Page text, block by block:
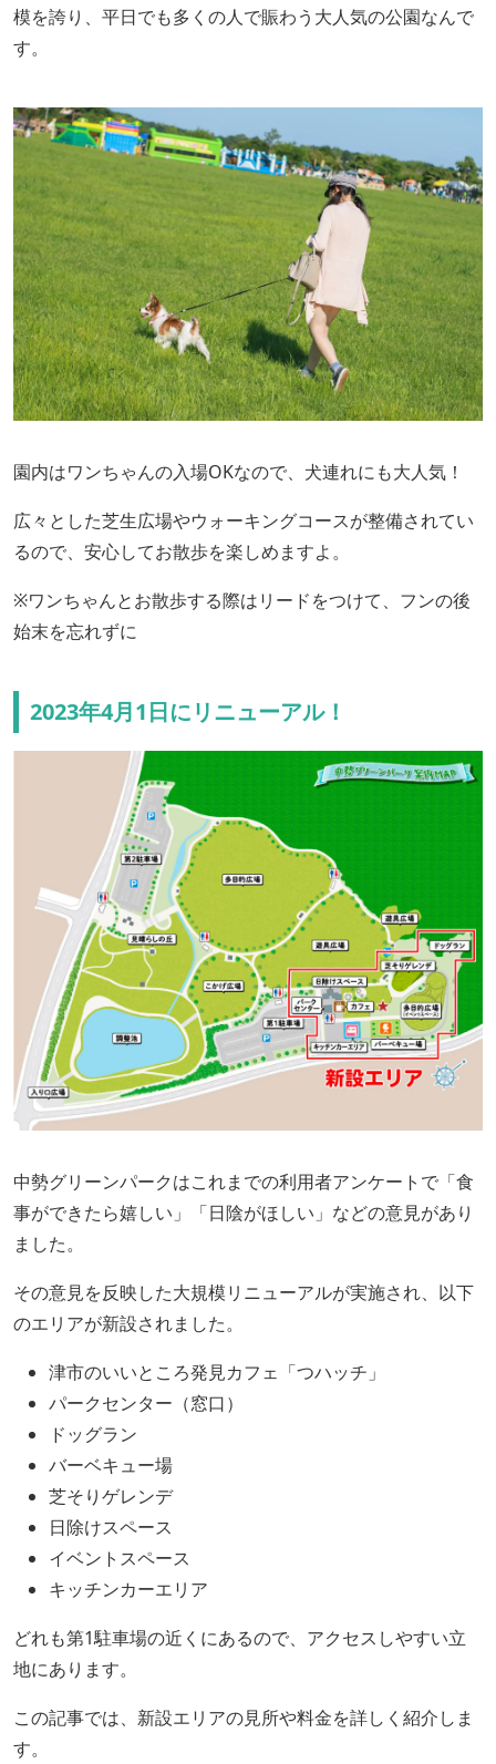
模を誇り、平日でも多くの人で賑わう大人気の公園なんで
す。
園内はワンちゃんの入場OKなので、犬連れにも大人気！
広々とした芝生広場やウォーキングコースが整備されてい
るので、安心してお散歩を楽しめますよ。
※ワンちゃんとお散歩する際はリードをつけて、フンの後
始末を忘れずに
2023年4月1日にリニューアル！
中勢グリーンパークはこれまでの利用者アンケートで「食
事ができたら嬉しい」「日陰がほしい」などの意見があり
ました。
その意見を反映した大規模リニューアルが実施され、以下
のエリアが新設されました。
津市のいいところ発見カフェ「つハッチ」
パークセンター（窓口）
ドッグラン
バーベキュー場
芝そりゲレンデ
日除けスペース
イベントスペース
キッチンカーエリア
どれも第1駐車場の近くにあるので、アクセスしやすい立
地にあります。
この記事では、新設エリアの見所や料金を詳しく紹介しま
す。